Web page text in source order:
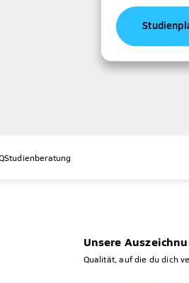
Studienberatung
Unsere
Qualität, auf die du dich